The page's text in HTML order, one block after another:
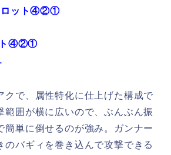
ロット④②①
ト④②①
クで、属性特化に仕上げた構成で
範囲が横に広いので、ぶんぶん振
簡単に倒せるのが強み。ガンナー
のバギィを巻き込んで攻撃できる